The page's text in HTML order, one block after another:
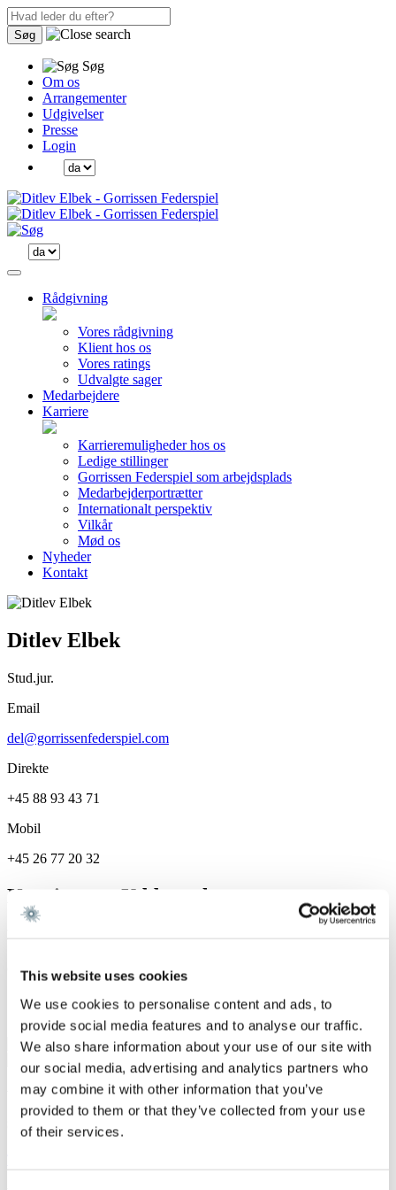
This website uses cookies
We use cookies to personalise content and ads, to
provide social media features and to analyse our traffic.
We also share information about your use of our site with
our social media, advertising and analytics partners who
may combine it with other information that you’ve
provided to them or that they’ve collected from your use
of their services.
Søg
Søg
Om os
Arrangementer
Udgivelser
Presse
Login
Rådgivning
Vores rådgivning
Klient hos os
Vores ratings
Udvalgte sager
Medarbejdere
Karriere
Karrieremuligheder hos os
Ledige stillinger
Gorrissen Federspiel som arbejdsplads
Medarbejderportrætter
Internationalt perspektiv
Vilkår
Mød os
Nyheder
Kontakt
Ditlev Elbek
Stud.jur.
Email
del@gorrissenfederspiel.com
Direkte
+45 88 93 43 71
Mobil
+45 26 77 20 32
Karriere og Uddannelse
Gorrissen Federspiel 2022 -
Specialer
Fast Ejendom
Vi er et førende dansk advokatfirma med
stærke internationale relationer.